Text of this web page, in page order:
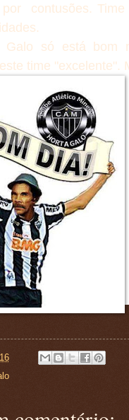
por contusões.
Galo só está bom
time "excelente".